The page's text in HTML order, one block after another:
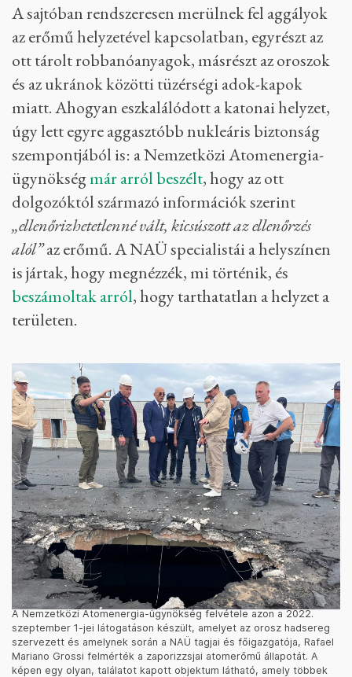
A sajtóban rendszeresen merülnek fel aggályok
az erőmű helyzetével kapcsolatban, egyrészt az
ott tárolt robbanóanyagok, másrészt az oroszok
és az ukránok közötti tüzérségi adok-kapok
miatt. Ahogyan eszkalálódott a katonai helyzet,
úgy lett egyre aggasztóbb nukleáris biztonság
szempontjából is: a Nemzetközi Atomenergia-
ügynökségmár arról beszélt, hogy az ott
dolgozóktól származó információk szerint
„ellenőrizhetetlenné vált, kicsúszott az ellenőrzés
alól”az erőmű. A NAÜ specialistái a helyszínen
is jártak, hogy megnézzék, mi történik, és
beszámoltak arról, hogy tarthatatlan a helyzet a
területen.
A Nemzetközi Atomenergia-ügynökség felvétele azon a 2022.
szeptember 1-jei látogatáson készült, amelyet az orosz hadsereg
szervezett és amelynek során a NAÜ tagjai és főigazgatója, Rafael
Mariano Grossi felmérték a zaporizzsjai atomerőmű állapotát. A
képen egy olyan, találatot kapott objektum látható, amely többek